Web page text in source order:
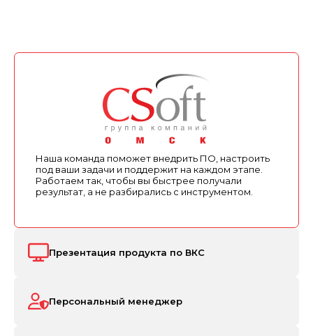
Наша команда поможет внедрить ПО, настроить
под ваши задачи и поддержит на каждом этапе.
Работаем так, чтобы вы быстрее получали
результат, а не разбирались с инструментом.
Презентация продукта по ВКС
Персональный менеджер